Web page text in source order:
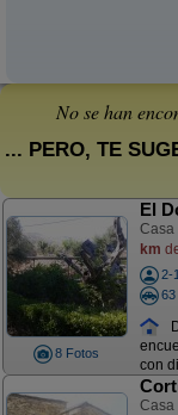
No se han
... PERO, TE
8 Fotos
El
Casa
km
2-
63
con
Casa